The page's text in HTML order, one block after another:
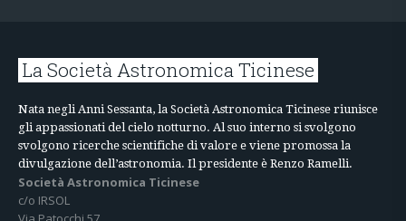
La Società Astronomica Ticinese
Nata negli Anni Sessanta, la Società Astronomica Ticinese riunisce
gli appassionati del cielo notturno. Al suo interno si svolgono
svolgono ricerche scientifiche di valore e viene promossa la
divulgazione dell’astronomia. Il presidente è Renzo Ramelli.
Società Astronomica Ticinese
c/o IRSOL